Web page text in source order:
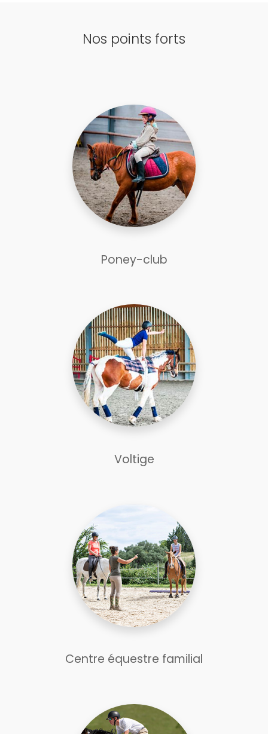
Nos points forts
Poney-club
Voltige
Centre équestre familial